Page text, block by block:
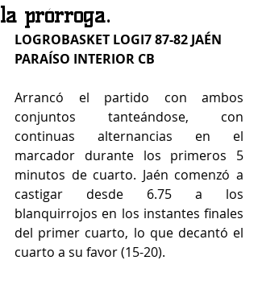
la prórroga.
LOGROBASKET LOGI7 87-82 JAÉN
PARAÍSO INTERIOR CB
Arrancó el partido con ambos
conjuntos tanteándose, con
continuas alternancias en el
marcador durante los primeros 5
minutos de cuarto. Jaén comenzó a
castigar desde 6.75 a los
blanquirrojos en los instantes finales
del primer cuarto, lo que decantó el
cuarto a su favor (15-20).